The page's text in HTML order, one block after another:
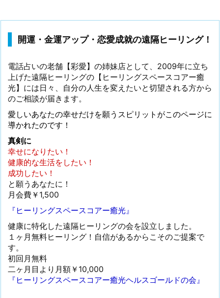
開運・金運アップ・恋愛成就の遠隔ヒーリング！
電話占いの老舗【彩愛】の姉妹店として、2009年に立ち
上げた遠隔ヒーリングの【ヒーリングスペースコアー癒
光】には日々、自分の人生を変えたいと切望される方から
のご相談が届きます。
愛しいあなたの幸せだけを願うスピリットがこのページに
導かれたのです！
真剣に
幸せになりたい！
健康的な生活をしたい！
成功したい！
と願うあなたに！
月会費￥1,500
『ヒーリングスペースコアー癒光』
健康に特化した遠隔ヒーリングの会を設立しました。
１ヶ月無料ヒーリング！自信があるからこそのご提案で
す。
初回月無料
二ヶ月目より月額￥10,000
『ヒーリングスペースコアー癒光ヘルスゴールドの会』